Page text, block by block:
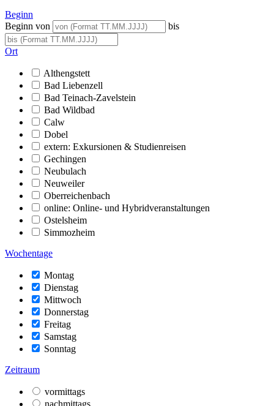
Beginn
Beginn von
bis
Ort
Althengstett
Bad Liebenzell
Bad Teinach-Zavelstein
Bad Wildbad
Calw
Dobel
extern: Exkursionen & Studienreisen
Gechingen
Neubulach
Neuweiler
Oberreichenbach
online: Online- und Hybridveranstaltungen
Ostelsheim
Simmozheim
Wochentage
Montag
Dienstag
Mittwoch
Donnerstag
Freitag
Samstag
Sonntag
Zeitraum
vormittags